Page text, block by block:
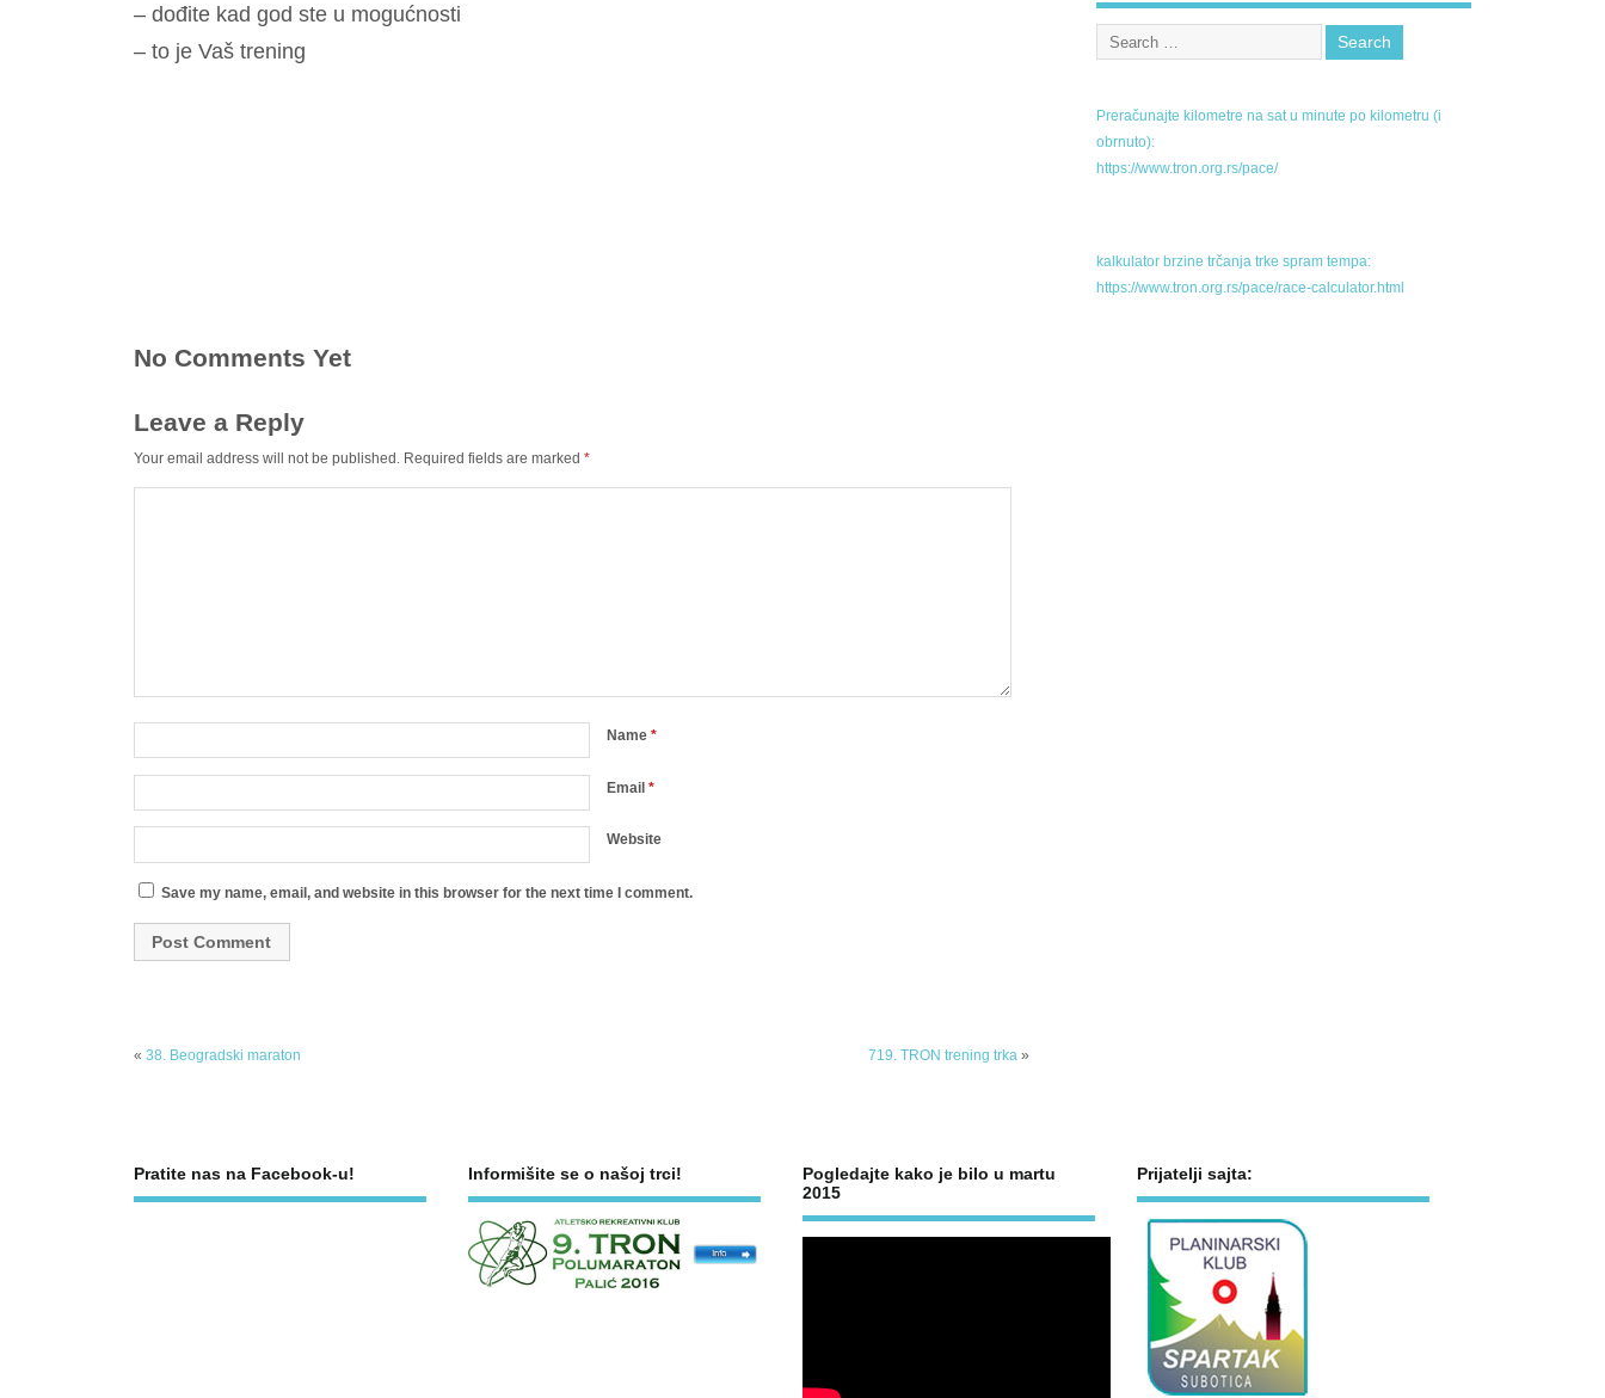
– dođite kad god ste u mogućnosti
– to je Vaš trening
No Comments Yet
Leave a Reply
Your email address will not be published. Required fields are marked *
Name *
Email *
Website
Save my name, email, and website in this browser for the next time I comment.
« 38. Beogradski maraton 719. TRON trening trka»
Preračunajte kilometre na sat u minute po kilometru (i
obrnuto):
https://www.tron.org.rs/pace/
kalkulator brzine trčanja trke spram tempa:
https://www.tron.org.rs/pace/race-calculator.html
Pratite nas na Facebook-u! Informišite se o našoj trci!
Pogledajte kako je bilo u martu
2015
Prijatelji sajta: